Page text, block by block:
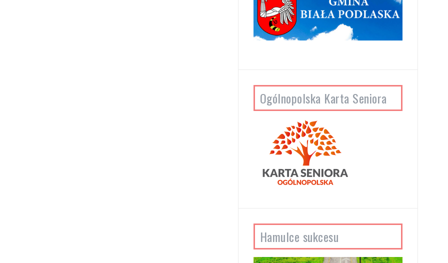
Ogólnopolska Karta Seniora
Hamulce sukcesu